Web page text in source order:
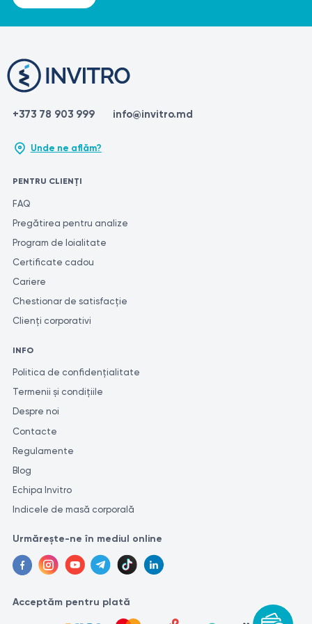
+373 78 903 999 info@invitro.md
Unde ne aflăm?
PENTRU CLIENȚI
FAQ
Pregătirea pentru analize
Program de loialitate
Certificate cadou
Cariere
Chestionar de satisfacție
Clienți corporativi
INFO
Politica de confidențialitate
Termenii și condițiile
Despre noi
Contacte
Regulamente
Blog
Echipa Invitro
Indicele de masă corporală
Urmărește-ne în mediul online
Acceptăm pentru plată